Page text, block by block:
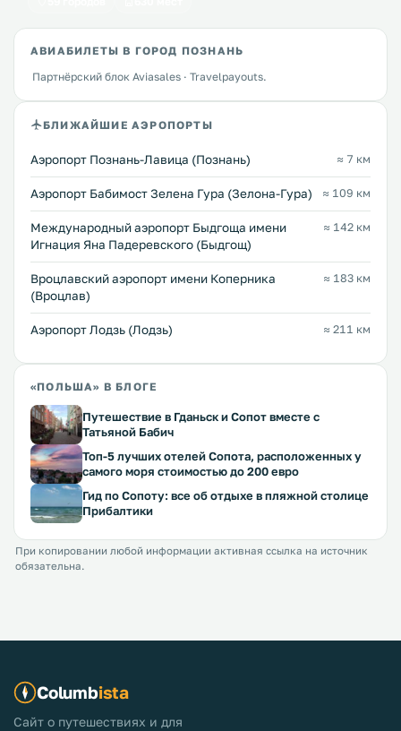
АВИАБИЛЕТЫ В ГОРОД ПОЗНАНЬ
Партнёрский блок Aviasales · Travelpayouts.
БЛИЖАЙШИЕ АЭРОПОРТЫ
Аэропорт Познань-Лавица (Познань) ≈ 7 км
Аэропорт Бабимост Зелена Гура (Зелона-Гура) ≈ 109 км
Международный аэропорт Быдгоща имени
Игнация Яна Падеревского (Быдгощ)
≈ 142 км
Вроцлавский аэропорт имени Коперника
(Вроцлав)
≈ 183 км
Аэропорт Лодзь (Лодзь) ≈ 211 км
«ПОЛЬША» В БЛОГЕ
Путешествие в Гданьск и Сопот вместе с
Татьяной Бабич
Топ-5 лучших отелей Сопота, расположенных у
самого моря стоимостью до 200 евро
Гид по Сопоту: все об отдыхе в пляжной столице
Прибалтики
При копировании любой информации активная ссылка на источник
обязательна.
Columbista
Сайт о путешествиях и для